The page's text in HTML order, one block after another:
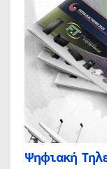
Ψηφιακή